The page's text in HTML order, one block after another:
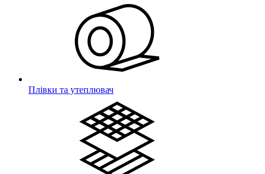
Плівки та утеплювач